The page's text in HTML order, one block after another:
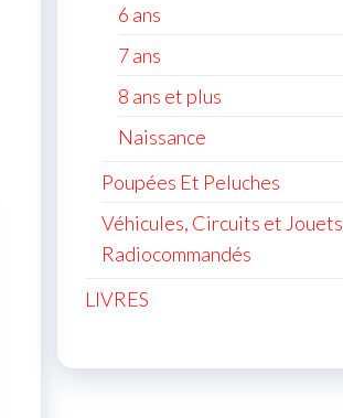
6 ans
7 ans
8 ans et plus
Naissance
Poupées Et Peluches
Véhicules, Circuits et Jouets
Radiocommandés
LIVRES